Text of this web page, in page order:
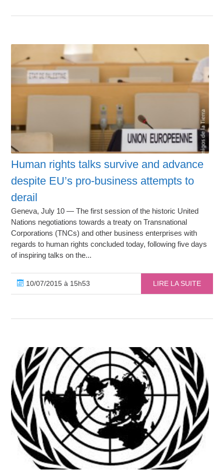
Human rights talks survive and advance
despite EU’s pro-business attempts to
derail
Geneva, July 10 — The first session of the historic United
Nations negotiations towards a treaty on Transnational
Corporations (TNCs) and other business enterprises with
regards to human rights concluded today, following five days
of inspiring talks on the...
10/07/2015 à 15h53 LIRE LA SUITE